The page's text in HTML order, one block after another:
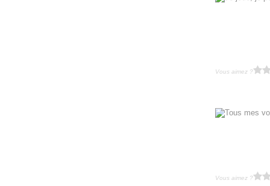
Vous aimez ?
Vous aimez ?